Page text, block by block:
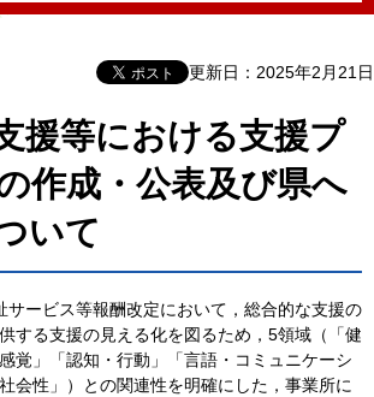
更新日：2025年2月21日
援等における支援プ
作成・公表及び県へ
いて
サービス等報酬改定において，総合的な支援の
する支援の見える化を図るため，5領域（「健
覚」「認知・行動」「言語・コミュニケーシ
会性」）との関連性を明確にした，事業所に